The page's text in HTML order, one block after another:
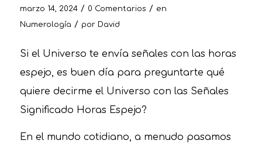
marzo 14, 2024 / 0 Comentarios / en
Numerología / por David
Si el Universo te envía señales con las horas
espejo, es buen día para preguntarte qué
quiere decirme el Universo con las Señales
Significado Horas Espejo?
En el mundo cotidiano, a menudo pasamos